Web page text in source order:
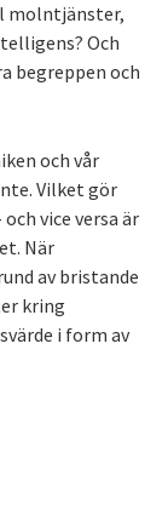
molntjänster,
Och
begreppen och
och vår
Vilket gör
vice versa är
När
av bristande
kring
i form av